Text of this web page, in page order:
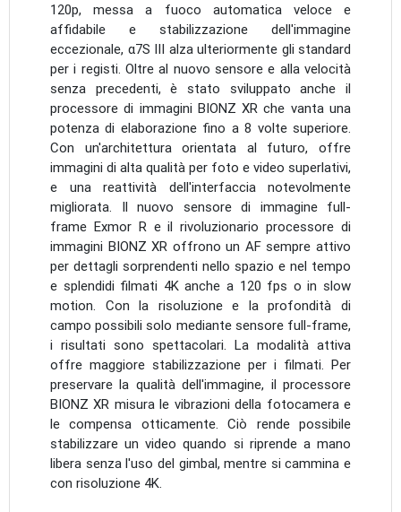
120p, messa a fuoco automatica veloce e
affidabile e stabilizzazione dell'immagine
eccezionale, α7S III alza ulteriormente gli standard
per i registi. Oltre al nuovo sensore e alla velocità
senza precedenti, è stato sviluppato anche il
processore di immagini BIONZ XR che vanta una
potenza di elaborazione fino a 8 volte superiore.
Con un'architettura orientata al futuro, offre
immagini di alta qualità per foto e video superlativi,
e una reattività dell'interfaccia notevolmente
migliorata. Il nuovo sensore di immagine full-
frame Exmor R e il rivoluzionario processore di
immagini BIONZ XR offrono un AF sempre attivo
per dettagli sorprendenti nello spazio e nel tempo
e splendidi filmati 4K anche a 120 fps o in slow
motion. Con la risoluzione e la profondità di
campo possibili solo mediante sensore full-frame,
i risultati sono spettacolari. La modalità attiva
offre maggiore stabilizzazione per i filmati. Per
preservare la qualità dell'immagine, il processore
BIONZ XR misura le vibrazioni della fotocamera e
le compensa otticamente. Ciò rende possibile
stabilizzare un video quando si riprende a mano
libera senza l'uso del gimbal, mentre si cammina e
con risoluzione 4K.